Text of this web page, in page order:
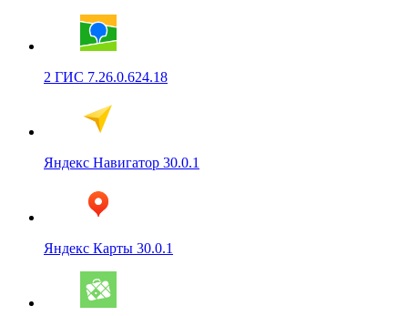
2 ГИС 7.26.0.624.18
Яндекс Навигатор 30.0.1
Яндекс Карты 30.0.1